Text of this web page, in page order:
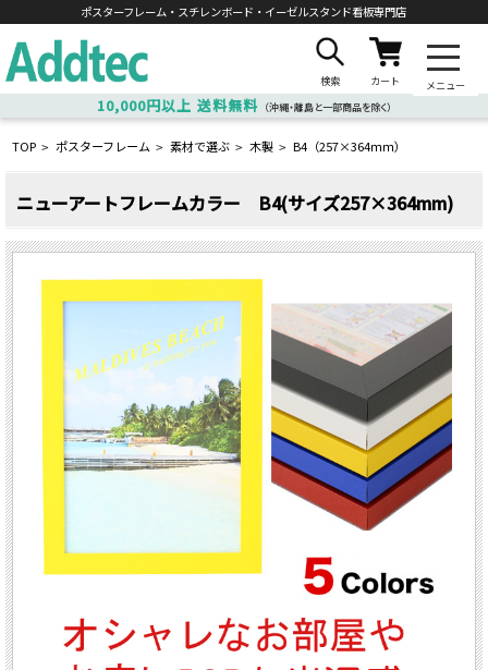
ポスターフレーム・スチレンボード・ イーゼルスタンド看板専門店
検索 カート メニュー
10,000円以上 送料無料 （沖縄・離島と一部商品を除く）
TOP > ポスターフレーム > 素材で選ぶ > 木製 > B4（257×364ｍｍ）
ニューアートフレームカラー B4(サイズ257×364mm)